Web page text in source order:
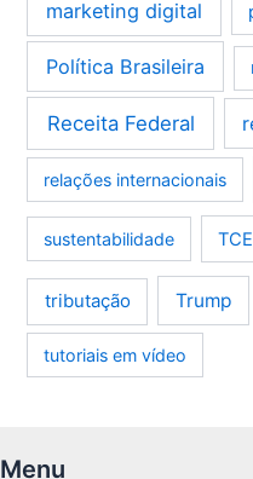
marketing digital
Política Brasileira
Receita Federal
relações internacionais
sustentabilidade
tributação Trump
tutoriais em vídeo
Menu